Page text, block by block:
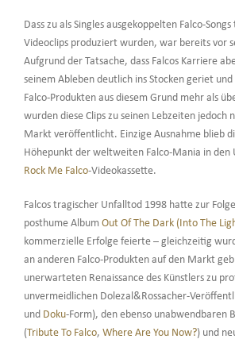
Dass zu als Singles ausgekoppelten Falco-
Videoclips produziert wurden, war bereits vor
Aufgrund der Tatsache, dass Falcos Karriere
seinem Ableben deutlich ins Stocken geriet
Falco-Produkten aus diesem Grund mehr als
wurden diese Clips zu seinen Lebzeiten jedoch
Markt veröffentlicht. Einzige Ausnahme blieb
Höhepunkt der weltweiten Falco-Mania in den
Rock Me Falco-Videokassette.
Falcos tragischer Unfalltod 1998 hatte zur
posthume Album Out Of The Dark (Into The
kommerzielle Erfolge feierte – gleichzeitig
an anderen Falco-Produkten auf den Markt
unerwarteten Renaissance des Künstlers zu
unvermeidlichen Dolezal&Rossacher-
und Doku-Form), den ebenso unabwendbaren
(Tribute To Falco, Where Are You Now?) und